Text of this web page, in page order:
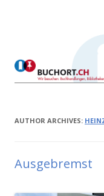
Wir besuchen:
AUTHOR ARCHIVES:
Ausgebremst